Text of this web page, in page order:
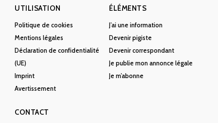
UTILISATION
Politique de cookies
Mentions légales
Déclaration de confidentialité
(UE)
Imprint
Avertissement
ÉLÉMENTS
J’ai une information
Devenir pigiste
Devenir correspondant
Je publie mon annonce légale
Je m’abonne
CONTACT